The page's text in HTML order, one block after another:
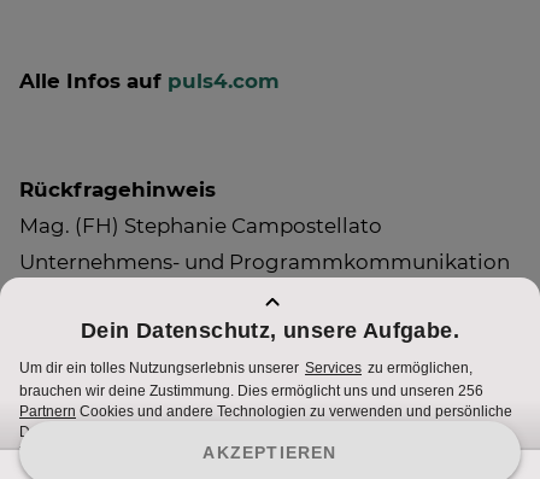
Alle Infos auf puls4.com
Rückfragehinweis
Mag. (FH) Stephanie Campostellato
Unternehmens- und Programmkommunikation
stephanie.campostellato@sevenonemedia.at